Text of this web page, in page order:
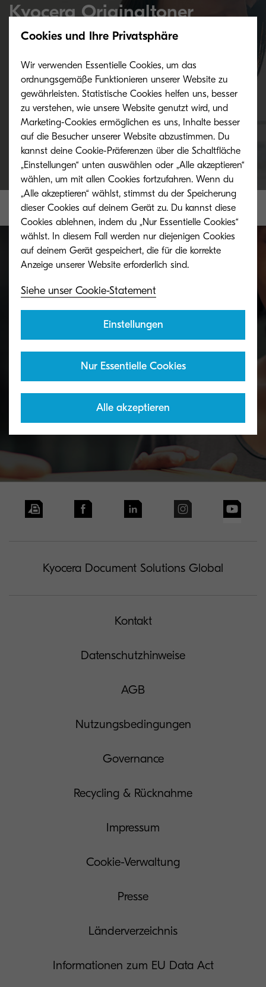
Kyocera Originaltoner
beim Einsatz von Originaltoner
Mehr Informationen
Toner Rücknahmeservice
Unseren Kunden bieten wir ein kostenfreies
Rücknahmesystem für Kyocera Toner und
Resttonerbehälter an.
Details und Anmeldung
Kyocera Document Solutions Global
Kontakt
Datenschutzhinweise
AGB
Nutzungsbedingungen
Governance
Recycling & Rücknahme
Impressum
Cookie-Verwaltung
Presse
Länderverzeichnis
Informationen zum EU Data Act
Cookies und Ihre Privatsphäre
Wir verwenden Essentielle Cookies, um das
ordnungsgemäße Funktionieren unserer Website zu
gewährleisten. Statistische Cookies helfen uns, besser
zu verstehen, wie unsere Website genutzt wird, und
Marketing-Cookies ermöglichen es uns, Inhalte besser
auf die Besucher unserer Website abzustimmen. Du
kannst deine Cookie-Präferenzen über die Schaltfläche
„Einstellungen“ unten auswählen oder „Alle akzeptieren“
wählen, um mit allen Cookies fortzufahren. Wenn du
„Alle akzeptieren“ wählst, stimmst du der Speicherung
dieser Cookies auf deinem Gerät zu. Du kannst diese
Cookies ablehnen, indem du „Nur Essentielle Cookies“
wählst. In diesem Fall werden nur diejenigen Cookies
auf deinem Gerät gespeichert, die für die korrekte
Siehe unser Cookie-Statement
Einstellungen
Nur Essentielle Cookies
Alle akzeptieren